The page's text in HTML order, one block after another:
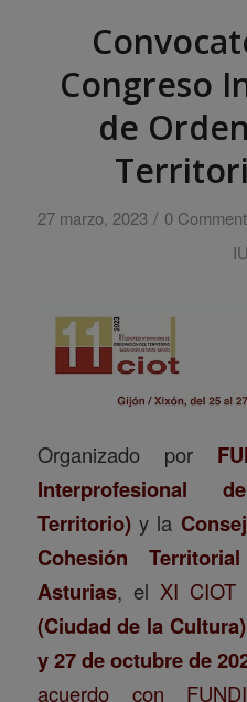
Congreso
de
27 marzo, 2023 / 0
Organizado por
Interprofesional
Territorio)y la
Cohesión
Asturias, el XI CIOT
(Ciudad de la Cultura)
y 27 de octubre de
acuerdo con